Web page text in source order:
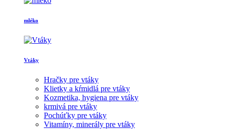
mléko
Vtáky
Hračky pre vtáky
Klietky a kŕmidlá pre vtáky
Kozmetika, hygiena pre vtáky
krmivá pre vtáky
Pochúťky pre vtáky
Vitamíny, minerály pre vtáky